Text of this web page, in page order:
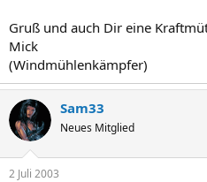
Gruß und auch Dir eine
Mick
(Windmühlenkämpfer)
Sam33
Neues Mitglied
2 Juli 2003